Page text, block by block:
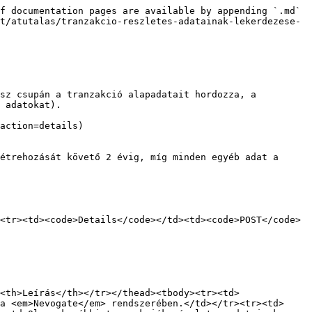
pages are available by appending `.md`
atutalas/tranzakcio-reszletes-adatainak-lekerdezese-
csupán a tranzakció alapadatait hordozza, a
követő 2 évig, míg minden egyéb adat a
code></td><td><code>POST</code>
th></tr></thead><tbody><tr><td>
em> rendszerében.</td></tr><tr><td>